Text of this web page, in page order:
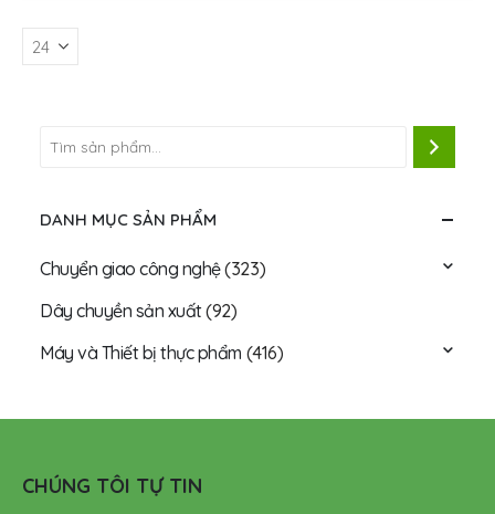
DANH MỤC SẢN PHẨM
Chuyển giao công nghệ(323)
Dây chuyền sản xuất(92)
Máy và Thiết bị thực phẩm (416)
CHÚNG TÔI TỰ TIN